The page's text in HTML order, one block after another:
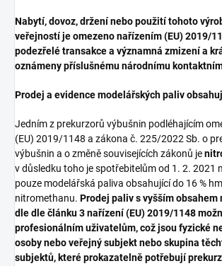
Nabytí, dovoz, držení nebo použití tohoto
veřejností je omezeno nařízením (EU) 2019/
podezřelé transakce a významná zmizení a
oznámeny příslušnému národnímu
Prodej a evidence modelářských paliv
Jedním z prekurzorů výbušnin podléhajícím
(EU) 2019/1148 a zákona č. 225/2022 Sb. o
výbušnin a o změně souvisejících zákonů je
v důsledku toho je spotřebitelům od 1. 2. 2021
pouze modelářská paliva obsahující do 16 %
nitromethanu. Prodej paliv s vyšším
dle dle článku 3 nařízení (EU) 2019/1148
profesionálním uživatelům, což jsou fyzické
osoby nebo veřejný subjekt nebo skupina
subjektů, které prokazatelně potřebují